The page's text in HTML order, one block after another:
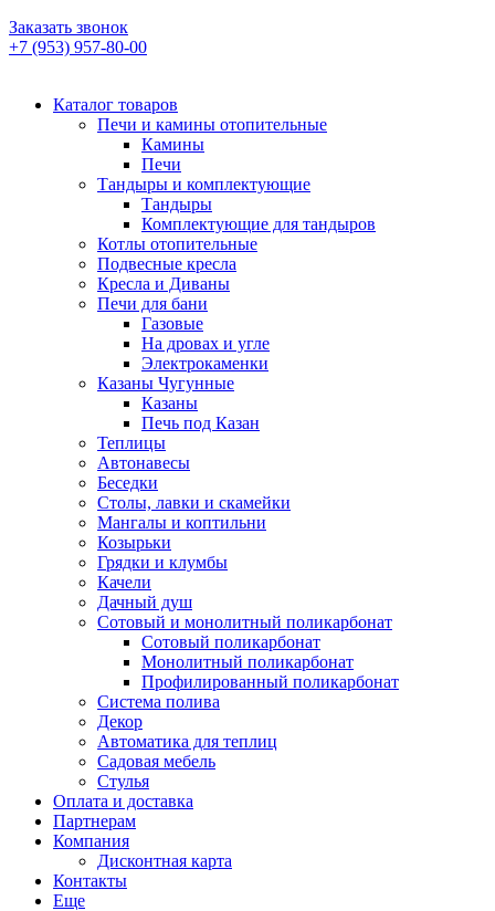
Заказать звонок
+7 (953) 957-80-00
Каталог товаров
Печи и камины отопительные
Камины
Печи
Тандыры и комплектующие
Тандыры
Комплектующие для тандыров
Котлы отопительные
Подвесные кресла
Кресла и Диваны
Печи для бани
Газовые
На дровах и угле
Электрокаменки
Казаны Чугунные
Казаны
Печь под Казан
Теплицы
Автонавесы
Беседки
Столы, лавки и скамейки
Мангалы и коптильни
Козырьки
Грядки и клумбы
Качели
Дачный душ
Сотовый и монолитный поликарбонат
Сотовый поликарбонат
Монолитный поликарбонат
Профилированный поликарбонат
Система полива
Декор
Автоматика для теплиц
Садовая мебель
Стулья
Оплата и доставка
Партнерам
Компания
Дисконтная карта
Контакты
Еще